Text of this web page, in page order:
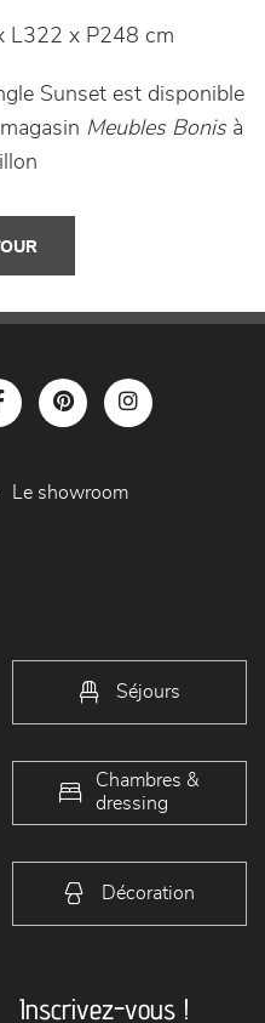
L322 x P248 cm
Sunset est disponible
Meubles Bonisà
Le showroom
Séjours
Chambres &
dressing
Décoration
Inscrivez-vous !